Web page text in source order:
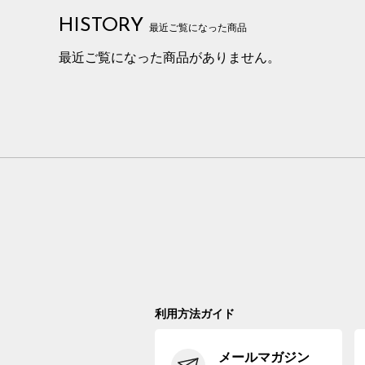
HISTORY 最近ご覧になった商品
最近ご覧になった商品がありません。
利用方法ガイド
メールマガジン